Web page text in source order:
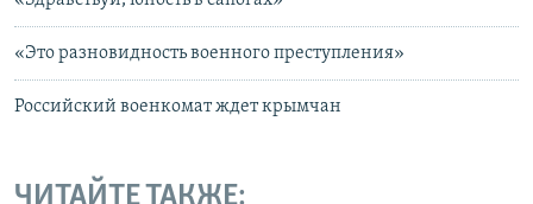
«Это разновидность военного преступления»
Российский военкомат ждет крымчан
ЧИТАЙТЕ ТАКЖЕ: